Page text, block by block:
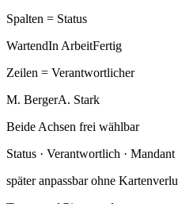
Spalten = Status
WartendIn ArbeitFertig
Zeilen = Verantwortlicher
M. BergerA. Stark
Beide Achsen frei wählbar
Status · Verantwortlich ·
später anpassbar ohne